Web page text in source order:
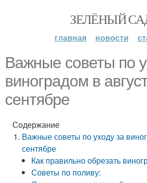
ЗЕЛЁНЫЙ
главная новости
Важные советы по
виноградом в
сентябре
Содержание
Важные советы по уходу за
сентябре
Как правильно обрезать
Советы по поливу: